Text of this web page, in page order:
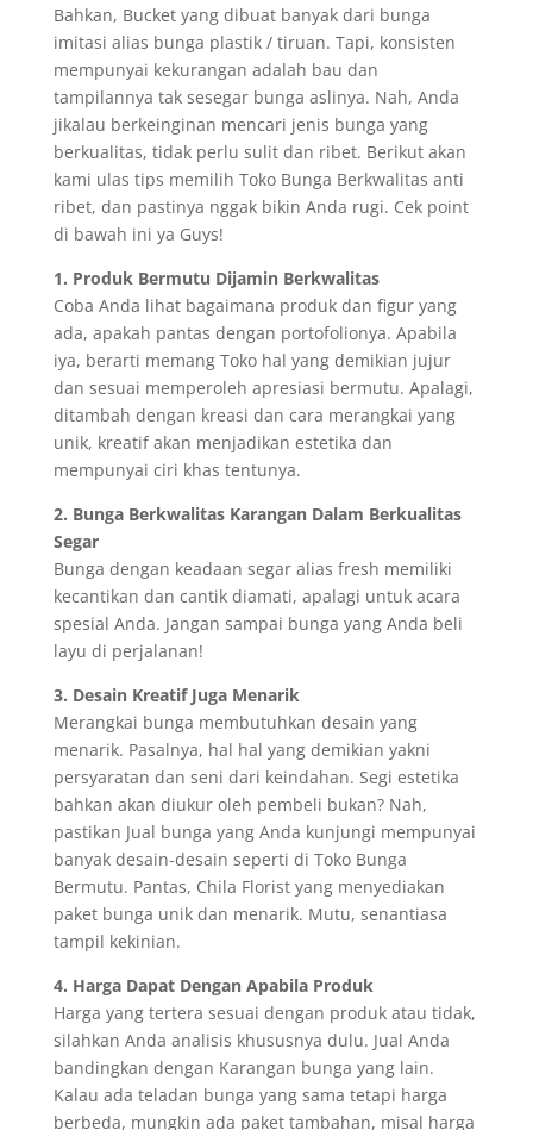
Bahkan, Bucket yang dibuat banyak dari bunga
imitasi alias bunga plastik / tiruan. Tapi, konsisten
mempunyai kekurangan adalah bau dan
tampilannya tak sesegar bunga aslinya. Nah, Anda
jikalau berkeinginan mencari jenis bunga yang
berkualitas, tidak perlu sulit dan ribet. Berikut akan
kami ulas tips memilih Toko Bunga Berkwalitas anti
ribet, dan pastinya nggak bikin Anda rugi. Cek point
di bawah ini ya Guys!
1. Produk Bermutu Dijamin Berkwalitas
Coba Anda lihat bagaimana produk dan figur yang
ada, apakah pantas dengan portofolionya. Apabila
iya, berarti memang Toko hal yang demikian jujur
dan sesuai memperoleh apresiasi bermutu. Apalagi,
ditambah dengan kreasi dan cara merangkai yang
unik, kreatif akan menjadikan estetika dan
mempunyai ciri khas tentunya.
2. Bunga Berkwalitas Karangan Dalam Berkualitas
Segar
Bunga dengan keadaan segar alias fresh memiliki
kecantikan dan cantik diamati, apalagi untuk acara
spesial Anda. Jangan sampai bunga yang Anda beli
layu di perjalanan!
3. Desain Kreatif Juga Menarik
Merangkai bunga membutuhkan desain yang
menarik. Pasalnya, hal hal yang demikian yakni
persyaratan dan seni dari keindahan. Segi estetika
bahkan akan diukur oleh pembeli bukan? Nah,
pastikan Jual bunga yang Anda kunjungi mempunyai
banyak desain-desain seperti di Toko Bunga
Bermutu. Pantas, Chila Florist yang menyediakan
paket bunga unik dan menarik. Mutu, senantiasa
tampil kekinian.
4. Harga Dapat Dengan Apabila Produk
Harga yang tertera sesuai dengan produk atau tidak,
silahkan Anda analisis khususnya dulu. Jual Anda
bandingkan dengan Karangan bunga yang lain.
Kalau ada teladan bunga yang sama tetapi harga
berbeda, mungkin ada paket tambahan, misal harga